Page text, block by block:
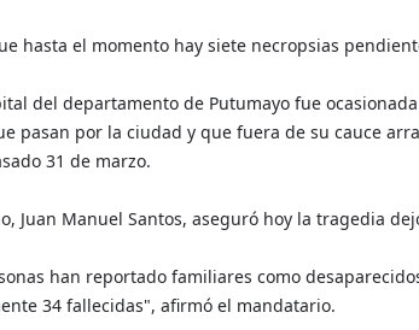
hasta el momento hay siete necropsias
del departamento de Putumayo fue
pasan por la ciudad y que fuera de su cauce
31 de marzo.
Juan Manuel Santos, aseguró hoy la tragedia
han reportado familiares como
34 fallecidas", afirmó el mandatario.